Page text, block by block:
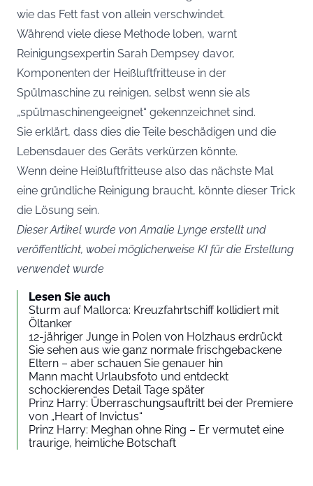
wie das Fett fast von allein verschwindet.
Während viele diese Methode loben, warnt
Reinigungsexpertin Sarah Dempsey davor,
Komponenten der Heißluftfritteuse in der
Spülmaschine zu reinigen, selbst wenn sie als
„spülmaschinengeeignet“ gekennzeichnet sind.
Sie erklärt, dass dies die Teile beschädigen und die
Lebensdauer des Geräts verkürzen könnte.
Wenn deine Heißluftfritteuse also das nächste Mal
eine gründliche Reinigung braucht, könnte dieser Trick
die Lösung sein.
Dieser Artikel wurde von Amalie Lynge erstellt und
veröffentlicht, wobei möglicherweise KI für die Erstellung
verwendet wurde
Lesen Sie auch
Sturm auf Mallorca: Kreuzfahrtschiff kollidiert mit
Öltanker
12-jähriger Junge in Polen von Holzhaus erdrückt
Sie sehen aus wie ganz normale frischgebackene
Eltern – aber schauen Sie genauer hin
Mann macht Urlaubsfoto und entdeckt
schockierendes Detail Tage später
Prinz Harry: Überraschungsauftritt bei der Premiere
von „Heart of Invictus“
Prinz Harry: Meghan ohne Ring – Er vermutet eine
traurige, heimliche Botschaft